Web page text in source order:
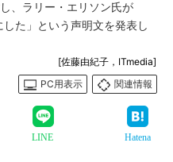
、ラリー・エリソン氏が
した」という声明文を発表し
[佐藤由紀子，ITmedia]
PC用表示
関連情報
LINE Hatena